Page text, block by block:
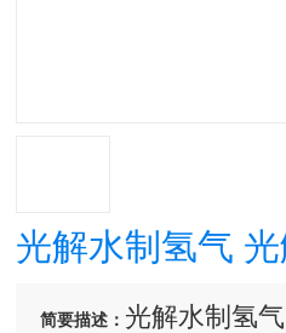
光解水制氢气
简要描述：光解水制氢